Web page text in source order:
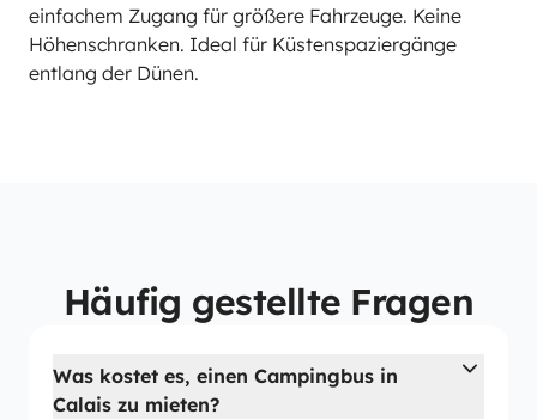
einfachem Zugang für größere Fahrzeuge. Keine
Höhenschranken. Ideal für Küstenspaziergänge
entlang der Dünen.
Häufig gestellte Fragen
Was kostet es, einen Campingbus in
Calais zu mieten?